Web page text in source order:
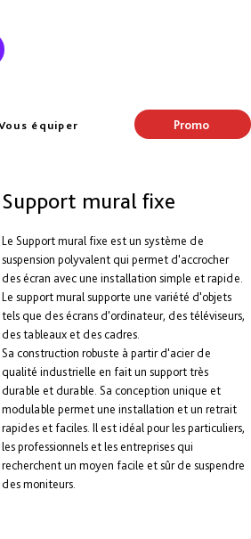
équiper Promo
Support mural fixe
Le Support mural fixe est un système de
suspension polyvalent qui permet d'accrocher
des écran avec une installation simple et rapide.
Le support mural supporte une variété d'objets
tels que des écrans d'ordinateur, des téléviseurs,
des tableaux et des cadres.
Sa construction robuste à partir d'acier de
qualité industrielle en fait un support très
durable et durable. Sa conception unique et
modulable permet une installation et un retrait
rapides et faciles. Il est idéal pour les particuliers,
les professionnels et les entreprises qui
recherchent un moyen facile et sûr de suspendre
des moniteurs.